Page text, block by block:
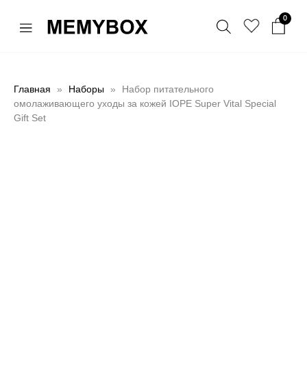
Главная Наборы
Набор питательного
омолаживающего уходы за кожей IOPE Super Vital Special
Gift Set